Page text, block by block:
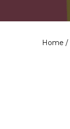
Home /